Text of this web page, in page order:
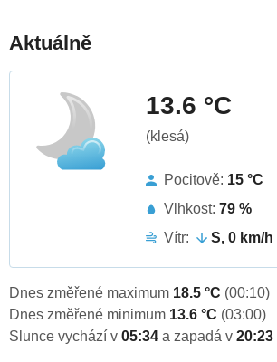
Aktuálně
13.6 °C
(klesá)
Pocitově: 15 °C
Vlhkost: 79 %
Vítr:
S, 0 km/h
Dnes změřené maximum 18.5 °C (00:10)
Dnes změřené minimum 13.6 °C (03:00)
Slunce vychází v 05:34 a zapadá v 20:23